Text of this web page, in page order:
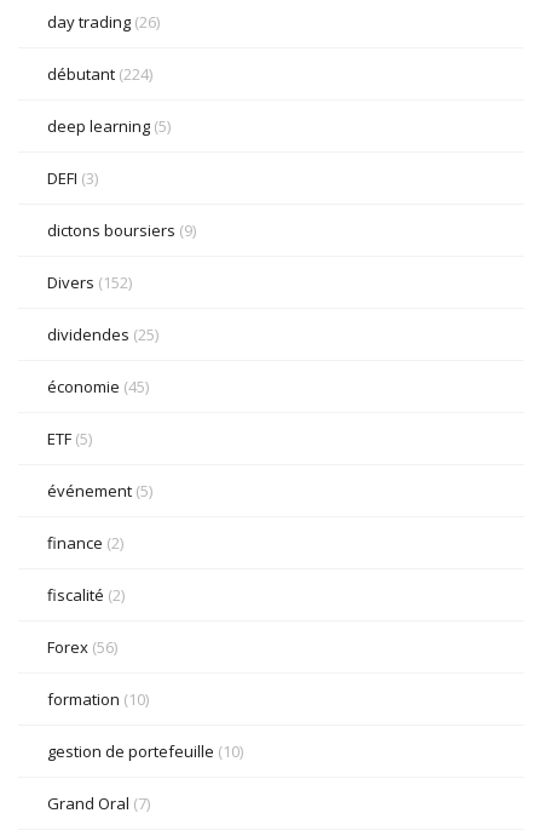
day trading (26)
débutant (224)
deep learning (5)
DEFI (3)
dictons boursiers (9)
Divers (152)
dividendes (25)
économie (45)
ETF (5)
événement (5)
finance (2)
fiscalité (2)
Forex (56)
formation (10)
gestion de portefeuille (10)
Grand Oral (7)